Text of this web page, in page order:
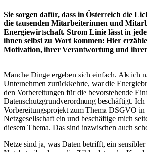
Sie sorgen dafür, dass in Österreich die
die tausenden Mitarbeiterinnen und
Energiewirtschaft. Strom Linie lässt in
ihnen selbst zu Wort kommen: Hier
Motivation, ihrer Verantwortung und
Manche Dinge ergeben sich einfach. Als ich
Unternehmen zurückkehrte, war die
den Vorbereitungen für die bevorstehende
Datenschutzgrundverordnung beschäftigt. Ich
Vorbereitungsprojekt zum Thema DSGVO in
Netzgesellschaft ein und beschäftige mich
diesem Thema. Das sind inzwischen auch
Netze sind ja, was Daten betrifft, ein